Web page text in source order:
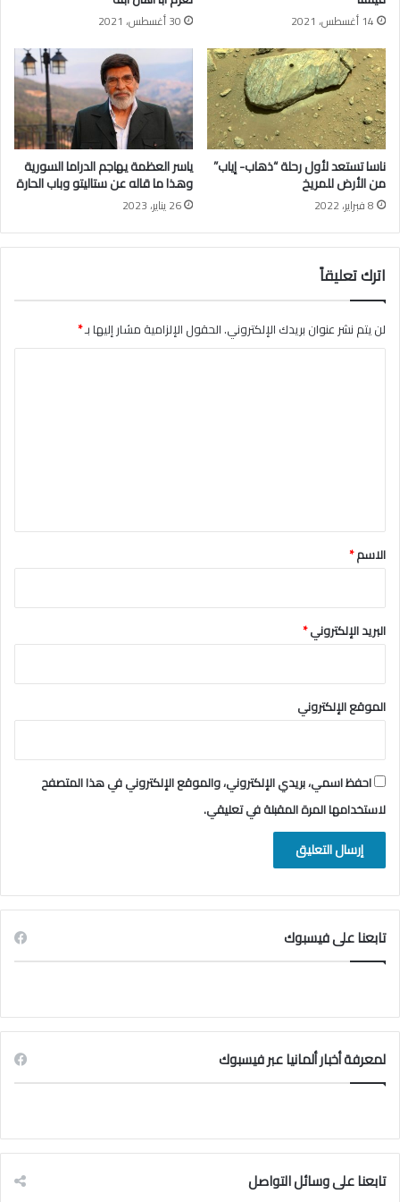
ن
ة
ح
م
ا
ة
ل
ى
ت
ن
ز
ا
ن
ي
ا
.
.
ه
ذ
ا
م
ت
و
ا
14 أغسطس، 2021 30 أغسطس، 2021
ناسا تستعد لأول رحلة “ذهاب- إياب”
من الأرض للمريخ
8 فبراير، 2022
ياسر العظمة يهاجم الدراما السورية
وهذا ما قاله عن ستاليتو وباب الحارة
26 يناير، 2023
اترك تعليقاً
لن يتم نشر عنوان بريدك الإلكتروني.الحقول الإلزامية مشار إليها بـ*
*
الاسم*
البريد الإلكتروني*
الموقع الإلكتروني
احفظ اسمي، بريدي الإلكتروني، والموقع الإلكتروني في هذا المتصفح
لاستخدامها المرة المقبلة في تعليقي.
تابعنا على فيسبوك
لمعرفة أخبار ألمانيا عبر فيسبوك
تابعنا على وسائل التواصل